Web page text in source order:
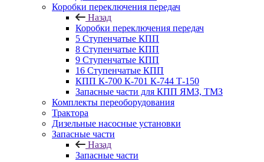
Коробки переключения передач
Назад
Коробки переключения передач
5 Ступенчатые КПП
8 Ступенчатые КПП
9 Ступенчатые КПП
16 Ступенчатые КПП
КПП К-700 К-701 К-744 Т-150
Запасные части для КПП ЯМЗ, ТМЗ
Комплекты переоборудования
Трактора
Дизельные насосные установки
Запасные части
Назад
Запасные части